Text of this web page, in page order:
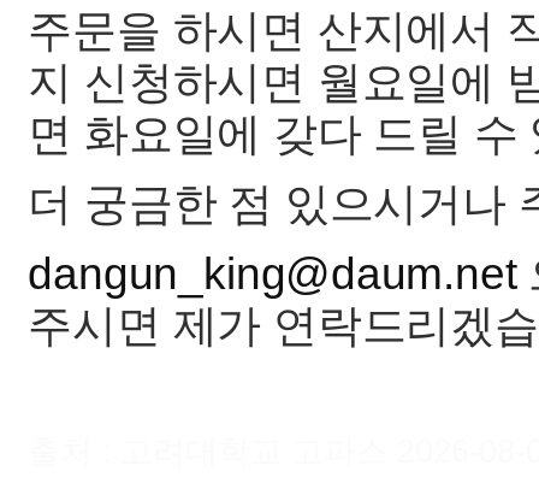
주문을 하시면 산지에서
지 신청하시면 월요일에
면 화요일에 갖다 드릴 수
더 궁금한 점 있으시거나
dangun_king@daum.net
주시면 제가 연락드리겠